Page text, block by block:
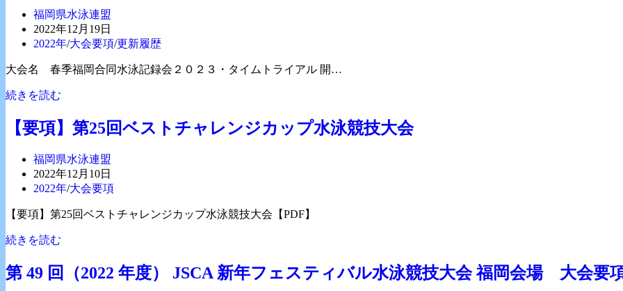
な
の
水
泳
記
短
水
路
投
稿
者:
福岡県水泳連盟
投
稿
開
日:
2022年12月19日
投
カ
ゴ
ー:
2022年/大会要項/更新履歴
大会名 春季福岡合同水泳記録会２０２３・タイムトライアル 開…
続きを読む
季
福
岡
合
同
水
会
２
【要項】第25回ベストチャレンジカップ水泳競技大会
投
稿
者:
福岡県水泳連盟
投
稿
開
日:
2022年12月10日
投
カ
テ
ゴ
ー:
2022年/大会要項
【要項】第25回ベストチャレンジカップ水泳競技大会【PDF】
続きを読む
第
25
第 49 回（2022 年度） JSCA 新年フェスティバル水泳競技大会 福岡会場 大会要